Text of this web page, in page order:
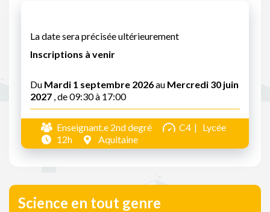
La date sera précisée ultérieurement
Inscriptions à venir
Du Mardi 1 septembre 2026au Mercredi 30 juin
2027 , de 09:30 à 17:00
Enseignant.e 2nd degré C4
Lycée
12h
Aquitaine
Science en tout genre